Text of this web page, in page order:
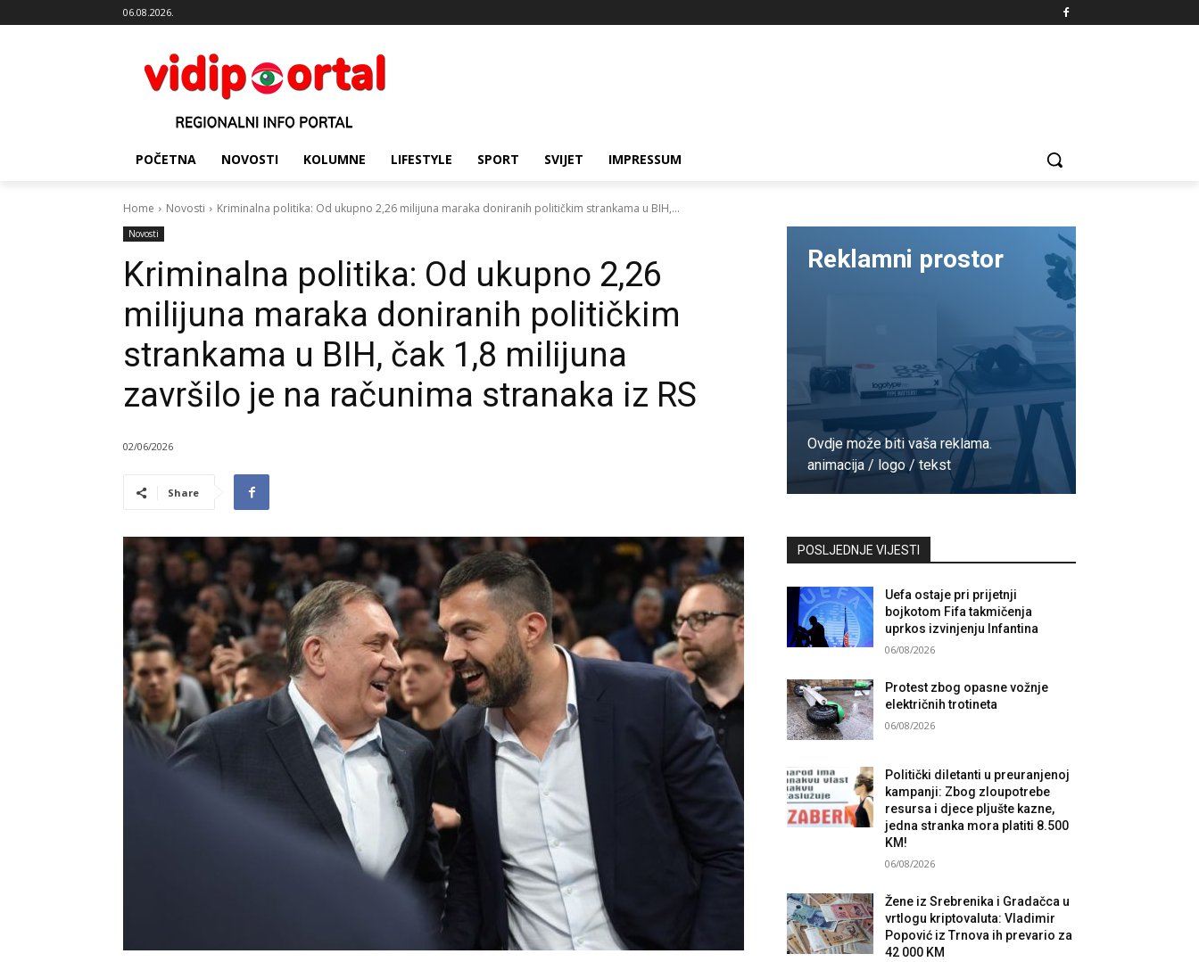
06.08.2026.
POČETNA NOVOSTI KOLUMNE LIFESTYLE SPORT SVIJET IMPRESSUM
Home Novosti Kriminalna politika: Od ukupno 2,26 milijuna maraka doniranih političkim strankama u BIH,...
Novosti
Kriminalna politika: Od ukupno 2,26
milijuna maraka doniranih političkim
strankama u BIH, čak 1,8 milijuna
završilo je na računima stranaka iz RS
02/06/2026
Share
Reklamni prostor
Ovdje može biti vaša reklama.
animacija / logo / tekst
POSLJEDNJE VIJESTI
Uefa ostaje pri prijetnji
bojkotom Fifa takmičenja
uprkos izvinjenju Infantina
06/08/2026
Protest zbog opasne vožnje
električnih trotineta
06/08/2026
Politički diletanti u preuranjenoj
kampanji: Zbog zloupotrebe
resursa i djece pljušte kazne,
jedna stranka mora platiti 8.500
KM!
06/08/2026
Žene iz Srebrenika i Gradačca u
vrtlogu kriptovaluta: Vladimir
Popović iz Trnova ih prevario za
42 000 KM